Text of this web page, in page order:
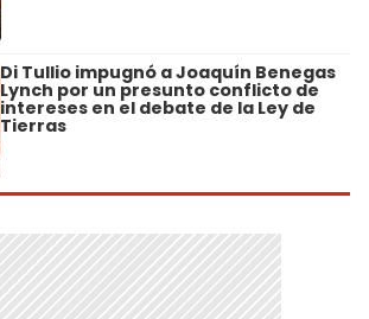
Di Tullio impugnó a Joaquín Benegas
Lynch por un presunto conflicto de
intereses en el debate de la Ley de
Tierras